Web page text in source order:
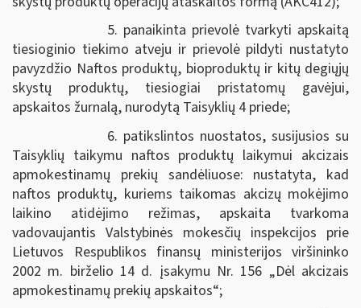
5. panaikinta prievolė tvarkyti apskaitą
tiesioginio tiekimo atveju ir prievolė pildyti nustatyto
pavyzdžio Naftos produktų, bioproduktų ir kitų degiųjų
skystų produktų, tiesiogiai pristatomų gavėjui,
apskaitos žurnalą, nurodytą Taisyklių 4 priede;
6. patikslintos nuostatos, susijusios su
Taisyklių taikymu naftos produktų laikymui akcizais
apmokestinamų prekių sandėliuose: nustatyta, kad
naftos produktų, kuriems taikomas akcizų mokėjimo
laikino atidėjimo režimas, apskaita tvarkoma
vadovaujantis Valstybinės mokesčių inspekcijos prie
Lietuvos Respublikos finansų ministerijos viršininko
2002 m. birželio 14 d. įsakymu Nr. 156 „Dėl akcizais
apmokestinamų prekių apskaitos“;